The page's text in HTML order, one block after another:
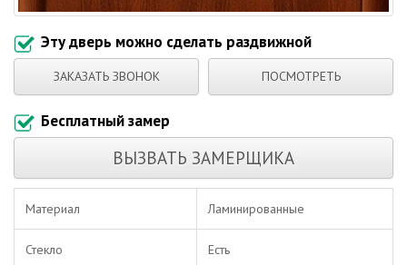
Эту дверь можно сделать раздвижной
ЗАКАЗАТЬ ЗВОНОК ПОСМОТРЕТЬ
Бесплатный замер
ВЫЗВАТЬ ЗАМЕРЩИКА
Материал Ламинированные
Стекло Есть